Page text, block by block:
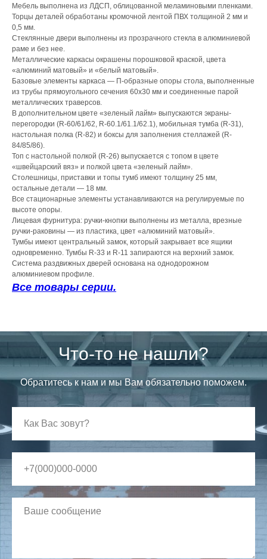
Мебель выполнена из ЛДСП, облицованной меламиновыми пленками.
Торцы деталей обработаны кромочной лентой ПВХ толщиной 2 мм и
0,5 мм.
Стеклянные двери выполнены из прозрачного стекла в алюминиевой
раме и без нее.
Металлические каркасы окрашены порошковой краской, цвета
«алюминий матовый» и «белый матовый».
Базовые элементы каркаса — П-образные опоры стола, выполненные
из трубы прямоугольного сечения 60х30 мм и соединенные парой
металлических траверсов.
В дополнительном цвете «зеленый лайм» выпускаются экраны-
перегородки (R-60/61/62, R-60.1/61.1/62.1), мобильная тумба (R-31),
настольная полка (R-82) и боксы для заполнения стеллажей (R-
84/85/86).
Топ с настольной полкой (R-26) выпускается с топом в цвете
«швейцарский вяз» и полкой цвета «зеленый лайм».
Столешницы, приставки и топы тумб имеют толщину 25 мм,
остальные детали — 18 мм.
Все стационарные элементы устанавливаются на регулируемые по
высоте опоры.
Лицевая фурнитура: ручки-кнопки выполнены из металла, врезные
ручки-раковины — из пластика, цвет «алюминий матовый».
Тумбы имеют центральный замок, который закрывает все ящики
одновременно. Тумбы R-33 и R-11 запираются на верхний замок.
Система раздвижных дверей основана на однодорожном
алюминиевом профиле.
Все товары серии.
Что-то не нашли?
Обратитесь к нам и мы Вам обязательно поможем.